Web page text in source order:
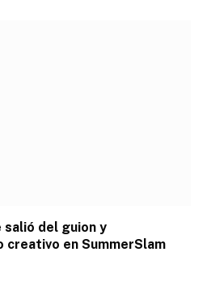
salió del guion y
creativo en SummerSlam